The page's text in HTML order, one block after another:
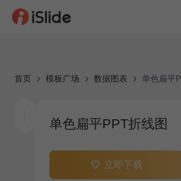
首页 模板广场 数据图表 单色扁平
单色扁平PPT折线图
立即下载